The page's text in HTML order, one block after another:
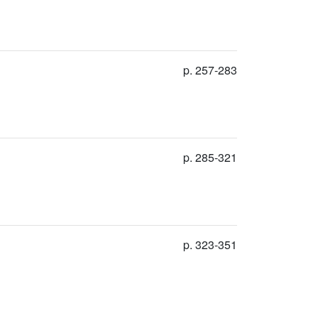
p. 257-283
p. 285-321
p. 323-351